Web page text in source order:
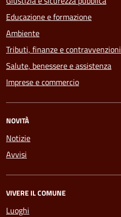
Educazione e formazione
Ambiente
Tributi, finanze e contravvenzioni
Salute, benessere e assistenza
Imprese e commercio
NOVITÀ
Notizie
Avvisi
VIVERE IL COMUNE
Luoghi